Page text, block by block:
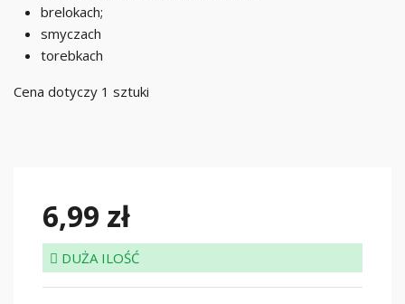
brelokach;
smyczach
torebkach
Cena dotyczy 1 sztuki
6,99 zł
DUŻA ILOŚĆ